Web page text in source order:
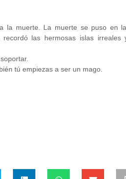
la muerte. La muerte se puso en
las hermosas islas irreales
tú empiezas a ser un mago.